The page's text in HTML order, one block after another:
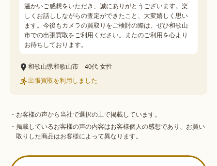
温かいご感想をいただき、誠にありがとうございます。楽
しくお話ししながらの査定ができたこと、大変嬉しく思い
ます。今後もカメラの買取りをご検討の際は、ぜひ和歌山
市での出張買取をご利用ください。またのご利用を心より
お待ちしております。
和歌山県和歌山市 40代 女性
出張買取を利用しました
・お客様の声から当社で選択の上で掲載しています。
・掲載しているお客様の声の内容はお客様個人の感想であり、お買い
取りした商品はお客様によって異なります。